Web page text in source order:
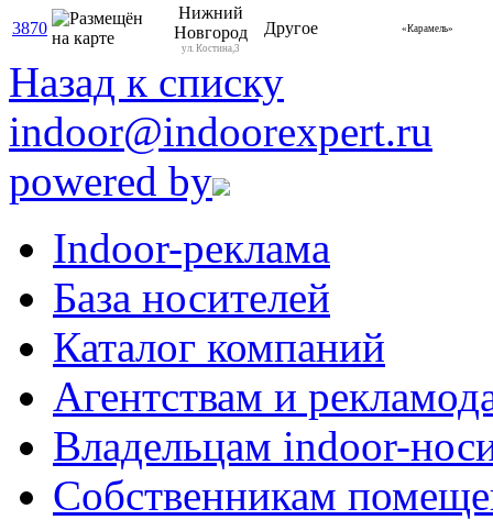
3870
Нижний
Новгород
ул. Костина,3
Другое «Карамель»
Назад к списку
indoor@indoorexpert.ru
powered by
Indoor-реклама
База носителей
Каталог компаний
Агентствам и
Владельцам indoor-
Собственникам